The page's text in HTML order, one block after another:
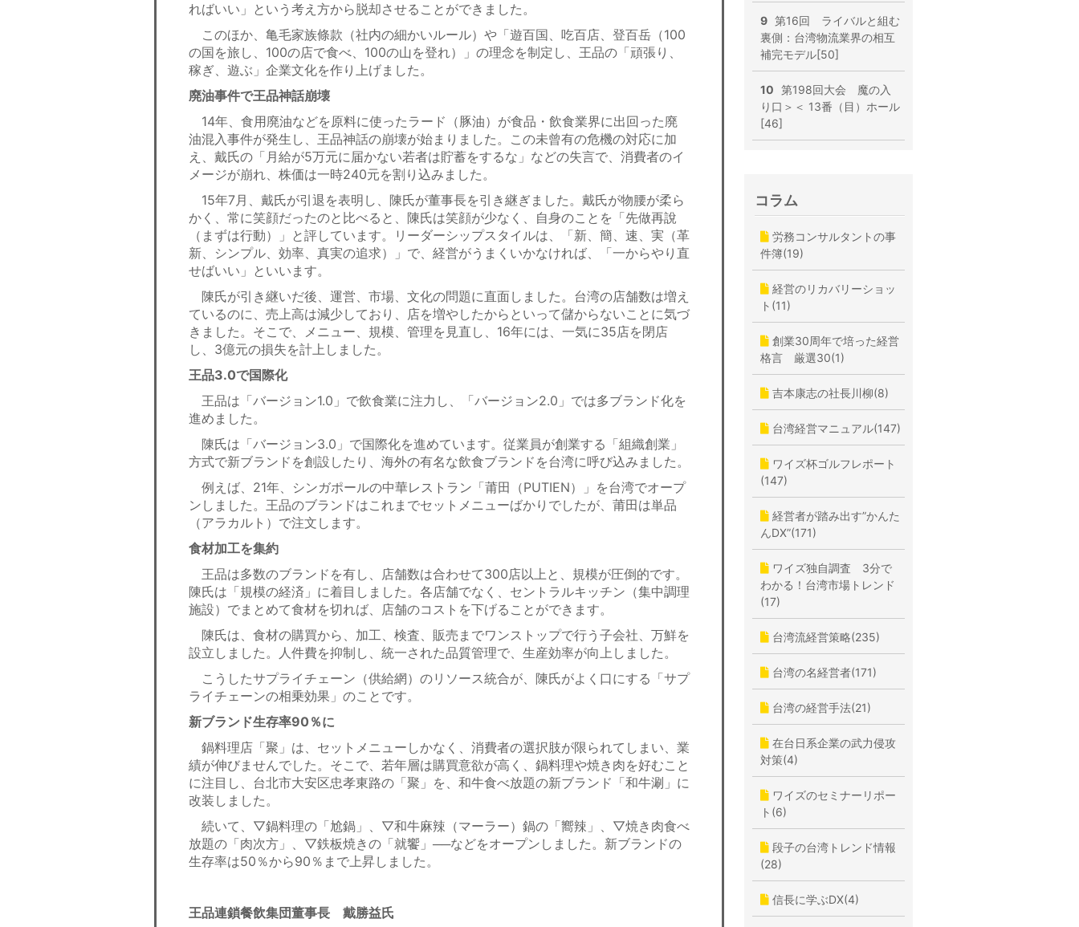
ればいい」という考え方から脱却させることができました。
このほか、亀毛家族條款（社内の細かいルール）や「遊百国、吃百店、登百岳（100
の国を旅し、100の店で食べ、100の山を登れ）」の理念を制定し、王品の「頑張り、
稼ぎ、遊ぶ」企業文化を作り上げました。
廃油事件で王品神話崩壊
14年、食用廃油などを原料に使ったラード（豚油）が食品・飲食業界に出回った廃
油混入事件が発生し、王品神話の崩壊が始まりました。この未曾有の危機の対応に加
え、戴氏の「月給が5万元に届かない若者は貯蓄をするな」などの失言で、消費者のイ
メージが崩れ、株価は一時240元を割り込みました。
15年7月、戴氏が引退を表明し、陳氏が董事長を引き継ぎました。戴氏が物腰が柔ら
かく、常に笑顔だったのと比べると、陳氏は笑顔が少なく、自身のことを「先做再說
（まずは行動）」と評しています。リーダーシップスタイルは、「新、簡、速、実（革
新、シンプル、効率、真実の追求）」で、経営がうまくいかなければ、「一からやり直
せばいい」といいます。
陳氏が引き継いだ後、運営、市場、文化の問題に直面しました。台湾の店舗数は増え
ているのに、売上高は減少しており、店を増やしたからといって儲からないことに気づ
きました。そこで、メニュー、規模、管理を見直し、16年には、一気に35店を閉店
し、3億元の損失を計上しました。
王品3.0で国際化
王品は「バージョン1.0」で飲食業に注力し、「バージョン2.0」では多ブランド化を
進めました。
陳氏は「バージョン3.0」で国際化を進めています。従業員が創業する「組織創業」
方式で新ブランドを創設したり、海外の有名な飲食ブランドを台湾に呼び込みました。
例えば、21年、シンガポールの中華レストラン「莆田（PUTIEN）」を台湾でオープ
ンしました。王品のブランドはこれまでセットメニューばかりでしたが、莆田は単品
（アラカルト）で注文します。
食材加工を集約
王品は多数のブランドを有し、店舗数は合わせて300店以上と、規模が圧倒的です。
陳氏は「規模の経済」に着目しました。各店舗でなく、セントラルキッチン（集中調理
施設）でまとめて食材を切れば、店舗のコストを下げることができます。
陳氏は、食材の購買から、加工、検査、販売までワンストップで行う子会社、万鮮を
設立しました。人件費を抑制し、統一された品質管理で、生産効率が向上しました。
こうしたサプライチェーン（供給網）のリソース統合が、陳氏がよく口にする「サプ
ライチェーンの相乗効果」のことです。
新ブランド生存率90％に
鍋料理店「聚」は、セットメニューしかなく、消費者の選択肢が限られてしまい、業
績が伸びませんでした。そこで、若年層は購買意欲が高く、鍋料理や焼き肉を好むこと
に注目し、台北市大安区忠孝東路の「聚」を、和牛食べ放題の新ブランド「和牛涮」に
改装しました。
続いて、▽鍋料理の「尬鍋」、▽和牛麻辣（マーラー）鍋の「嚮辣」、▽焼き肉食べ
放題の「肉次方」、▽鉄板焼きの「就饗」──などをオープンしました。新ブランドの
生存率は50％から90％まで上昇しました。
王品連鎖餐飲集団董事長 戴勝益氏
9 第16回 ライバルと組む
裏側：台湾物流業界の相互
補完モデル[50]
10 第198回大会 魔の入
り口＞＜ 13番（目）ホール
[46]
コラム
労務コンサルタントの事
件簿(19)
経営のリカバリーショッ
ト(11)
創業30周年で培った経営
格言 厳選30(1)
吉本康志の社長川柳(8)
台湾経営マニュアル(147)
ワイズ杯ゴルフレポート
(147)
経営者が踏み出す”かんた
んDX”(171)
ワイズ独自調査 3分で
わかる！台湾市場トレンド
(17)
台湾流経営策略(235)
台湾の名経営者(171)
台湾の経営手法(21)
在台日系企業の武力侵攻
対策(4)
ワイズのセミナーリポー
ト(6)
段子の台湾トレンド情報
(28)
信長に学ぶDX(4)